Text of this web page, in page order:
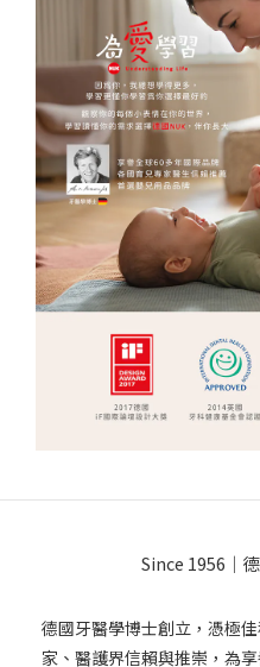
Since 1956｜
德國牙醫學博士創立，憑極
家、醫護界信賴與推崇，為